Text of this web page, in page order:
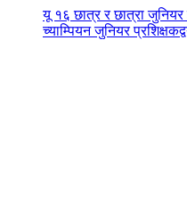
यू १६ छात्र र छात्रा
च्याम्पियन जुनियर